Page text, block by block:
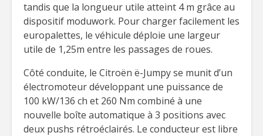
tandis que la longueur utile atteint 4 m grâce au
dispositif moduwork. Pour charger facilement les
europalettes, le véhicule déploie une largeur
utile de 1,25m entre les passages de roues.
Côté conduite, le Citroën ë-Jumpy se munit d’un
électromoteur développant une puissance de
100 kW/136 ch et 260 Nm combiné à une
nouvelle boîte automatique à 3 positions avec
deux pushs rétroéclairés. Le conducteur est libre